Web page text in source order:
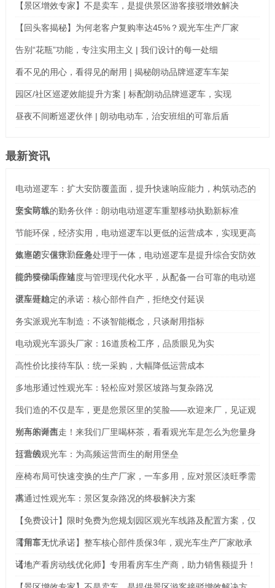
【景区增效专家】不是卖车，是提供景区游客接驳增效解决
【回头客揭秘】为何老客户复购率达45%？观光车生产厂家
告别“花瓶”功能，专注实用主义 | 我们设计的每一处细
看不见的用心，看得见的耐用 | 揭秘朗动品牌巡逻车车架
园区/社区巡逻效能提升方案 | 标配朗动品牌巡逻车，实现
昼夜不间断巡逻伙伴 | 朗动电动车，治安班组的可靠后盾
最新资讯
电动巡逻车：扩大安防覆盖面，提升快速响应能力，构筑动态的
安全防线
坚实可靠的勤务伙伴：朗动电动巡逻车重塑移动执勤新标准
节能环保，经济实用，电动巡逻车以更低的运营成本，实现更高
效率的安保执勤任务
集巡逻、值守、应急处理于一体，电动巡逻车是提升综合安防效
能的移动工作站
提升安保响应速度与管理现代化水平，从配备一台可靠的电动巡
逻车开始
供应链稳定的承诺：核心部件自产，拒绝交付延误
务实派观光车制造：不谈智能概念，只谈耐用指标
电动观光车源头厂家：16道质检工序，品质眼见为实
高性价比接待车队：统一采购，大幅降低运营成本
多地形通过性观光车：轻松应对景区坡路与复杂路况
我们造的不仅是车，更是您景区里的笑脸——欢迎来厂，见证观
光车的诞生
别再东奔西走！来我们厂里喝杯茶，看看观光车是怎么为您量身
打造的
运营级观光车：为高频运营而生的耐用堡垒
座椅布局可快速变换的生产厂家，一车多用，应对景区淡旺季需
求
高通过性观光车：景区复杂路况的终极解决方案
【免费设计】限时免费为您规划园区观光车线路及配置方案，仅
需留言！
【用车无忧承诺】整车核心部件质保3年，观光车生产厂家敢承
诺！
【地产看房动线优化师】专用看房车生产商，助力销售额提升！